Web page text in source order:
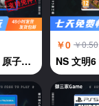
索尼PS5游戏 原子之心 ATOMIC HEART 中文
￥0 ￥0.50